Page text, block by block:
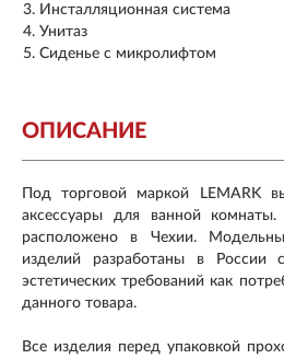
Инсталляционная система
Унитаз
Сиденье с микролифтом
ОПИСАНИЕ
Под торговой маркой LEMARK
аксессуары для ванной комнаты.
расположено в Чехии.
изделий разработаны в России
эстетических требований как
данного товара.
Все изделия перед упаковкой